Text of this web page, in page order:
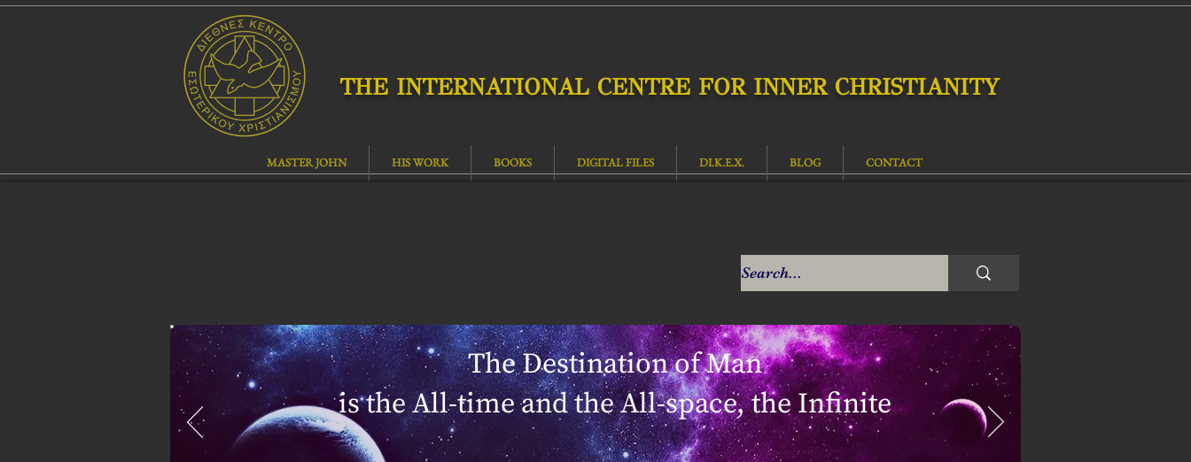
THE INTERNATIONAL CENTRE FOR INNER CHRISTIANITY
MASTER JOHN HIS WORK BOOKS DIGITAL FILES DI.K.E.X. BLOG CONTACT
The Destination of Man
is the All-time and the All-space, the Infinite